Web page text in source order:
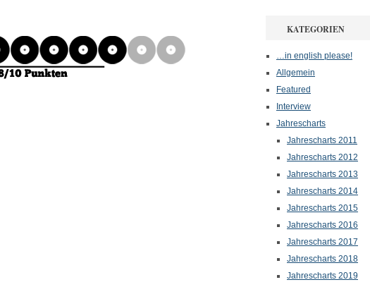
KATEGORIEN
…in english please!
Allgemein
Featured
Interview
Jahrescharts
Jahrescharts 2011
Jahrescharts 2012
Jahrescharts 2013
Jahrescharts 2014
Jahrescharts 2015
Jahrescharts 2016
Jahrescharts 2017
Jahrescharts 2018
Jahrescharts 2019